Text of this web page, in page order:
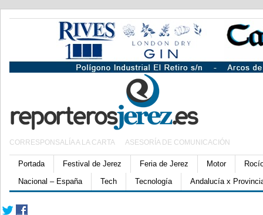
CORRESPONSALÍA A LA CARTA ASESORÍA DE COMUNICACIÓN
Portada Festival de Jerez Feria de Jerez Motor
Nacional – España
Tech Tecnología Andalucía x